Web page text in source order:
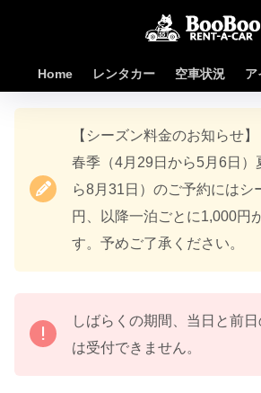
Home レンタカー 空車状況 ア
【シーズン料金のお知らせ】
春季（4月29日から5月6日）
ら8月31日）のご予約にはシ
円、以降一泊ごとに1,000円
す。予めご了承ください。
しばらくの期間、当日と前
は受付できません。